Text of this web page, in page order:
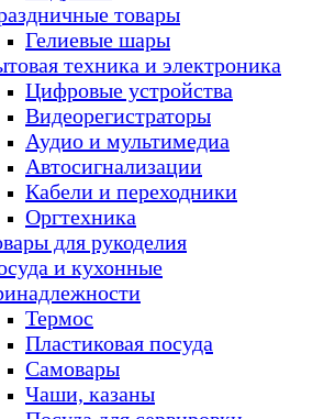
товары
Гелиевые шары
техника и электроника
Цифровые устройства
Видеорегистраторы
Аудио и мультимедиа
Автосигнализации
Кабели и переходники
Оргтехника
для рукоделия
и кухонные
Термос
Пластиковая посуда
Самовары
Чаши, казаны